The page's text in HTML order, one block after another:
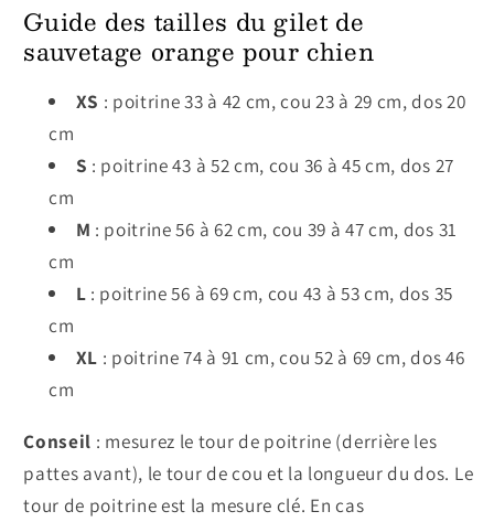
Guide des tailles du gilet de
sauvetage orange pour chien
XS : poitrine 33 à 42 cm, cou 23 à 29 cm, dos 20
cm
S : poitrine 43 à 52 cm, cou 36 à 45 cm, dos 27
cm
M : poitrine 56 à 62 cm, cou 39 à 47 cm, dos 31
cm
L : poitrine 56 à 69 cm, cou 43 à 53 cm, dos 35
cm
XL : poitrine 74 à 91 cm, cou 52 à 69 cm, dos 46
cm
Conseil : mesurez le tour de poitrine (derrière les
pattes avant), le tour de cou et la longueur du dos. Le
tour de poitrine est la mesure clé. En cas